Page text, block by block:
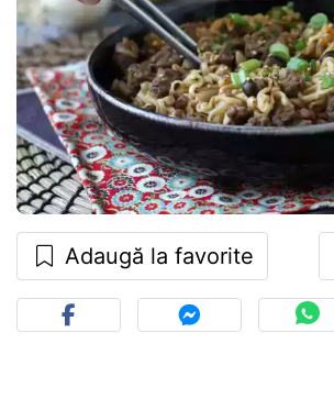
Adaugă la favorite